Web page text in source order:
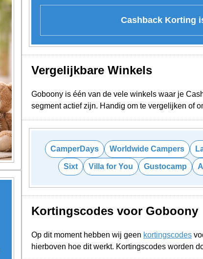
Cashback Korting
Vergelijkbare Winkels
Goboony is één van de vele winkels waar je
segment actief zijn. Handig om te vergelijken of
CamperDays Worldwide Campers
Sixt Villa for You Gustocamp
Kortingscodes voor Goboony
Op dit moment hebben wij geen kortingscodes
hierboven hoe dit werkt. Kortingscodes worden